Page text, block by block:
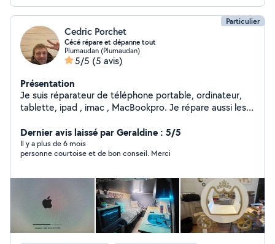
Particulier
Cedric Porchet
Cécé répare et dépanne tout
Plumaudan (Plumaudan)
5/5 (5 avis)
Présentation
Je suis réparateur de téléphone portable, ordinateur,
tablette, ipad , imac , MacBookpro. Je répare aussi les
placo , rail , parquet, wc, carrelage.
Dernier avis laissé par Geraldine : 5/5
Il y a plus de 6 mois
personne courtoise et de bon conseil. Merci